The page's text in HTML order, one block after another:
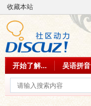
收藏本站
开始了解... 吴语拼音